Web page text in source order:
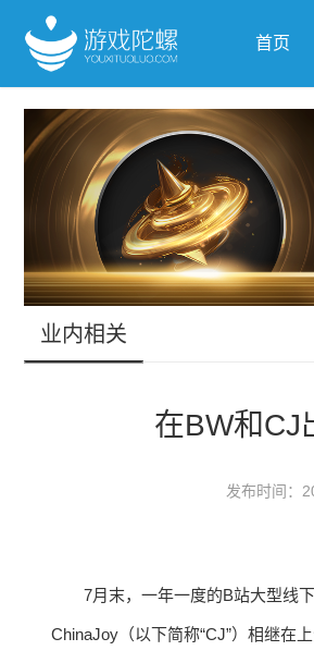
首页
抢滩全
跨界Talk
业内相关
在BW和CJ
发布时间：
7月末，一年一度的B站大型线
ChinaJoy（以下简称“CJ”）相继在上